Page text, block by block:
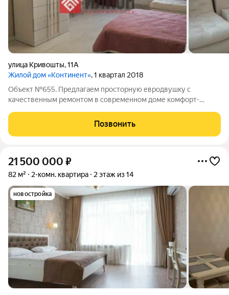
улица Кривошты,11А
Жилой дом «Континент», 1 квартал 2018
Объект №655. Предлагаем просторную евродвушку с
качественным ремонтом в современном доме комфорт-
монолитно-каркасного строительства, что гарантирует
высокий уровень сейсмоустойчивости и
Позвонить
21 500 000 ₽
82 м² 2-комн. квартира 2 этаж из 14
новостройка